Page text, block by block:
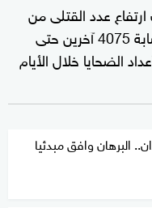
عدد القتلى من
جراء الاشتباكات إلى 459 شخصا وإصابة 4075 آخرين حتى
الضحايا خلال الأيام
البرهان وافق مبدئيا